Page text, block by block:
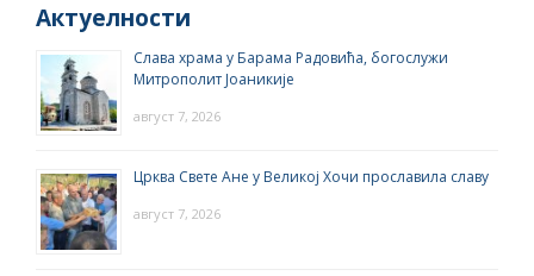
Актуелности
Слава храма у Барама Радовића, богослужи
Митрополит Јоаникије
август 7, 2026
Црква Свете Ане у Великој Хочи прославила славу
август 7, 2026